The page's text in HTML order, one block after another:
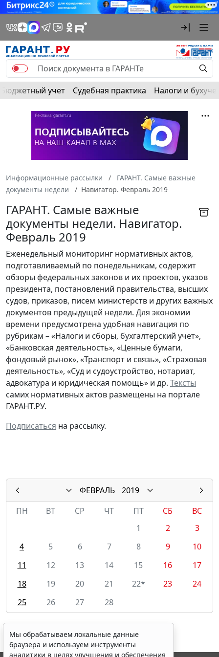
Бюджетный учет Судебная практика Налоги и
Информационные рассылки
ГАРАНТ. Самые важные
документы недели
Навигатор. Февраль 2019
ГАРАНТ. Самые важные
документы недели. Навигатор.
Февраль 2019
Еженедельный мониторинг нормативных актов,
подготавливаемый по понедельникам, содержит
обзоры федеральных законов и их проектов, указов
президента, постановлений правительства, высших
судов, приказов, писем министерств и других важных
документов предыдущей недели. Для экономии
времени предусмотрена удобная навигация по
рубрикам – «Налоги и сборы, бухгалтерский учет»,
«Банковская деятельность», «Ценные бумаги,
фондовый рынок», «Транспорт и связь», «Страховая
деятельность», «Суд и судоустройство, нотариат,
адвокатура и юридическая помощь» и др. Тексты
самих нормативных актов размещены на портале
ГАРАНТ.РУ.
Подписаться на рассылку.
ФЕВРАЛЬ
2019
ПН
ВТ СР ЧТ ПТ СБ
ВС
1
2
3
4
5 6 7 8 9
10
11
12 13 14 15 16
17
18
19 20 21 22* 23
24
25
26 27 28
Мы обрабатываем локальные данные
браузера и используем инструменты
аналитики в целях улучшения и обеспечения